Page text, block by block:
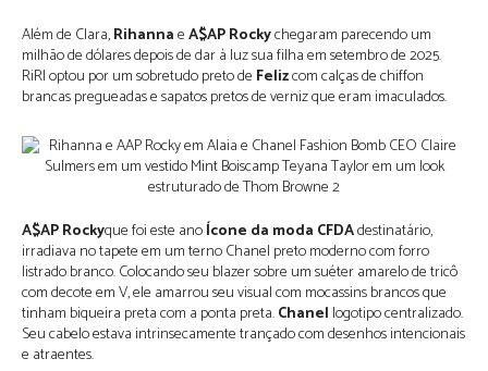
Além de Clara,RihannaeA$AP Rockychegaram parecendo um
milhão de dólares depois de dar à luz sua filha em setembro de 2025.
RiRI optou por um sobretudo preto de Felizcom calças de chiffon
brancas pregueadas e sapatos pretos de verniz que eram imaculados.
A$AP Rockyque foi este anoÍcone da moda CFDAdestinatário,
irradiava no tapete em um terno Chanel preto moderno com forro
listrado branco. Colocando seu blazer sobre um suéter amarelo de tricô
com decote em V, ele amarrou seu visual com mocassins brancos que
tinham biqueira preta com a ponta preta.Chanel logotipo centralizado.
Seu cabelo estava intrinsecamente trançado com desenhos intencionais
e atraentes.